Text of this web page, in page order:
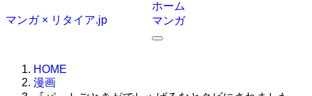
マンガ × リタイア.jp
ホーム
マンガ
HOME
漫画